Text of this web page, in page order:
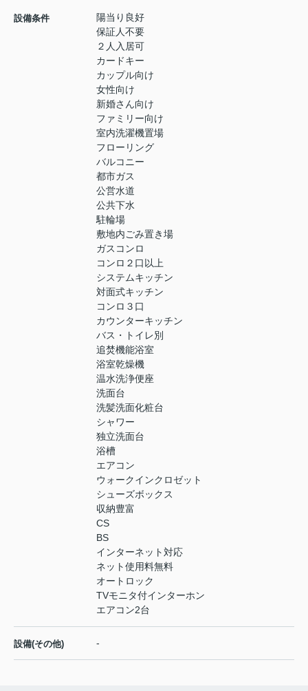
設備条件
陽当り良好
保証人不要
２人入居可
カードキー
カップル向け
女性向け
新婚さん向け
ファミリー向け
室内洗濯機置場
フローリング
バルコニー
都市ガス
公営水道
公共下水
駐輪場
敷地内ごみ置き場
ガスコンロ
コンロ２口以上
システムキッチン
対面式キッチン
コンロ３口
カウンターキッチン
バス・トイレ別
追焚機能浴室
浴室乾燥機
温水洗浄便座
洗面台
洗髪洗面化粧台
シャワー
独立洗面台
浴槽
エアコン
ウォークインクロゼット
シューズボックス
収納豊富
CS
BS
インターネット対応
ネット使用料無料
オートロック
TVモニタ付インターホン
エアコン2台
設備(その他) -